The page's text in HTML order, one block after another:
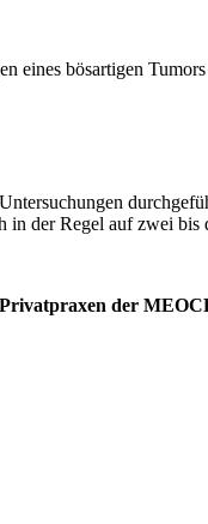
eines bösartigen
in der Regel auf zwei bis
der